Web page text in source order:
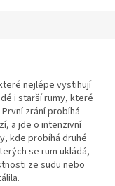
nejlépe vystihují
i starší rumy, které
zrání probíhá
a jde o intenzivní
kde probíhá druhé
se rum ukládá,
ze sudu nebo